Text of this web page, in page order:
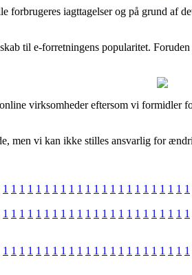
forbrugeres iagttagelser og på grund
til e-forretningens popularitet.
virksomheder eftersom vi formidler
men vi kan ikke stilles ansvarlig for
1 1 1 1 1 1 1 1 1 1 1 1 1 1 1 1 1 1 1 1 1 1 1
1 1 1 1 1 1 1 1 1 1 1 1 1 1 1 1 1 1 1 1 1 1 1
1 1 1 1 1 1 1 1 1 1 1 1 1 1 1 1 1 1 1 1 1 1 1